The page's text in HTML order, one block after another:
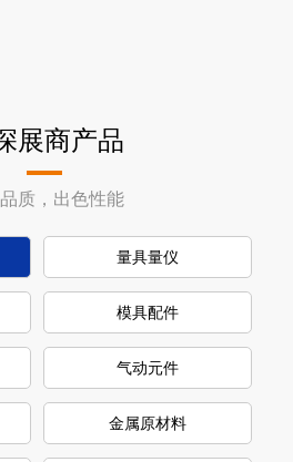
展商产品
质，出色性能
量具量仪
模具配件
气动元件
金属原材料